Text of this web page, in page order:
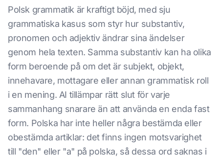
Polsk grammatik är kraftigt böjd, med sju
grammatiska kasus som styr hur substantiv,
pronomen och adjektiv ändrar sina ändelser
genom hela texten. Samma substantiv kan ha olika
form beroende på om det är subjekt, objekt,
innehavare, mottagare eller annan grammatisk roll
i en mening. AI tillämpar rätt slut för varje
sammanhang snarare än att använda en enda fast
form. Polska har inte heller några bestämda eller
obestämda artiklar: det finns ingen motsvarighet
till "den" eller "a" på polska, så dessa ord saknas i